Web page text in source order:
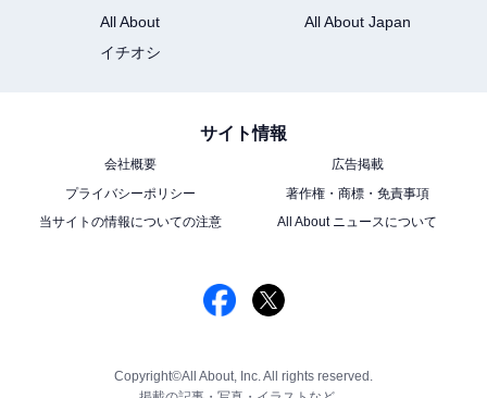
All About
All About Japan
イチオシ
サイト情報
会社概要
広告掲載
プライバシーポリシー
著作権・商標・免責事項
当サイトの情報についての注意
All About ニュースについて
Copyright©All About, Inc. All rights reserved.